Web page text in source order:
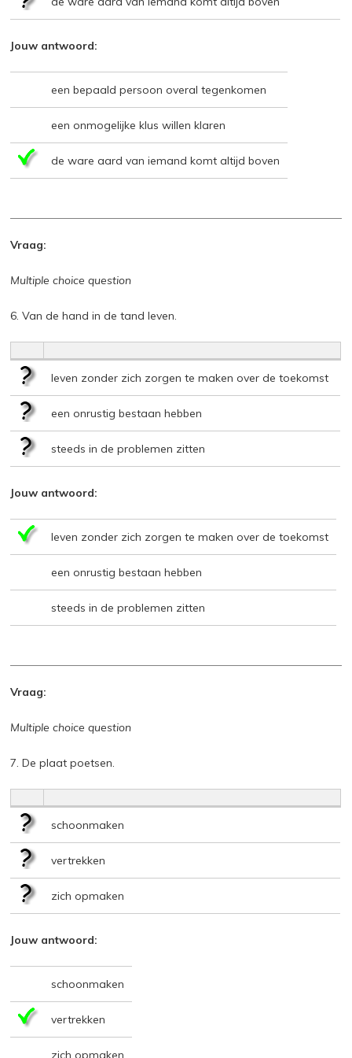
Jouw antwoord:
een bepaald persoon overal tegenkomen
een onmogelijke klus willen klaren
de ware aard van iemand komt altijd boven
Vraag:
Multiple choice question
6. Van de hand in de tand leven.
leven zonder zich zorgen te maken over de toekomst
een onrustig bestaan hebben
steeds in de problemen zitten
Jouw antwoord:
leven zonder zich zorgen te maken over de toekomst
een onrustig bestaan hebben
steeds in de problemen zitten
Vraag:
Multiple choice question
7. De plaat poetsen.
schoonmaken
vertrekken
zich opmaken
Jouw antwoord:
schoonmaken
vertrekken
zich opmaken